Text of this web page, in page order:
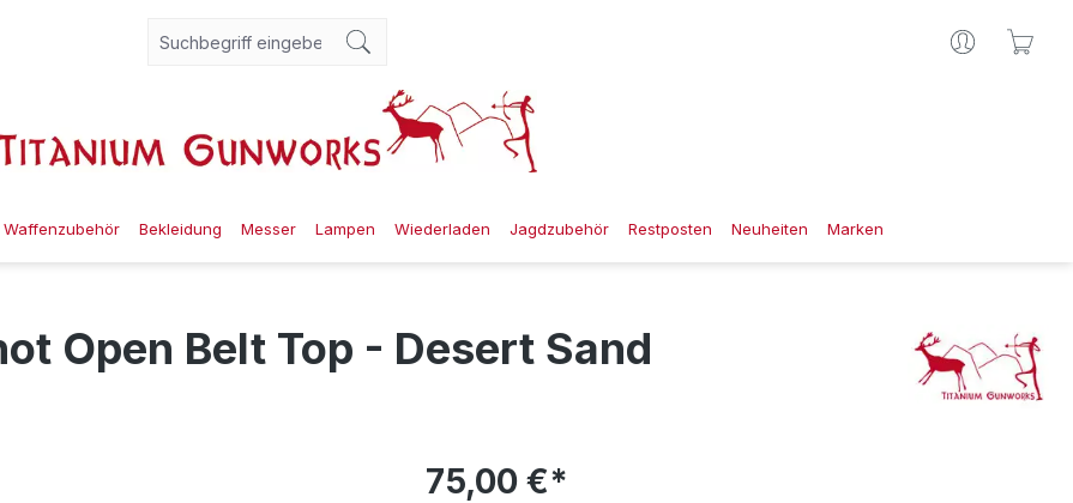
Waffenzubehör Bekleidung Messer Lampen Wiederladen Jagdzubehör Restposten Neuheiten Marken
Open Belt Top - Desert Sand
75,00 €*